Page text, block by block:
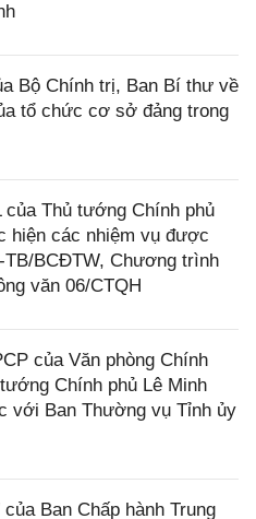
Bộ Chính trị, Ban Bí thư về
tổ chức cơ sở đảng trong
của Thủ tướng Chính phủ
hiện các nhiệm vụ được
TB/BCĐTW, Chương trình
văn 06/CTQH
của Văn phòng Chính
Chính phủ Lê Minh
với Ban Thường vụ Tỉnh ủy
Ban Chấp hành Trung